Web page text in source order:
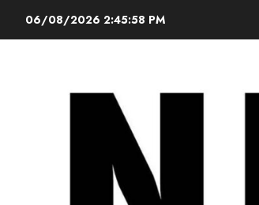
06/08/2026 2:45:59 PM